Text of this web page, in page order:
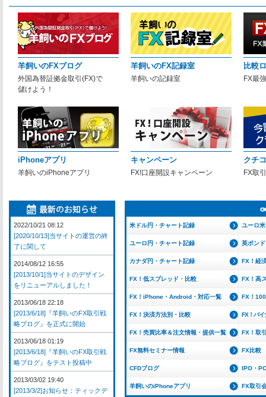
羊飼いのFXブログ
外国為替証拠金取引(FX)で
儲けよう！
羊飼いのFX記録室
羊飼いの記録室
比較
FX最
iPhoneアプリ
羊飼いのiPhoneアプリ
キャンペーン
FX!口座開設キャンペーン
クチ
FX取
米ドル円・チャート記録 ユーロ
ユーロ円・チャート記録 英ポン
カナダ円・チャート記録 FX！経
FX！低スプレッド・比較 FX！高
FX！iPhone・Android・対応一覧 FX！
FX！決済方法別・比較 FX！バイ
FX！売買比率＆注文情報・提供一覧 FX！取
FX無料セミナー情報 FX比較
CFDブログ IPO・
羊飼いのiPhoneアプリ FX取引
2022/10/21 08:12
[2020/10/13]当サイトの運営の終
了に関して
2014/08/12 16:55
[2013/10/1]当サイトのデザイン
をリニューアルしました！
2013/06/18 22:18
[2013/6/18]『羊飼いのFX取引戦
略ブログ』を正式に開始
2013/06/18 01:19
[2013/6/18]『羊飼いのFX取引戦
略ブログ』をテスト投稿中
2013/03/02 19:40
[2013/3/2]お知らせ：ティックデ